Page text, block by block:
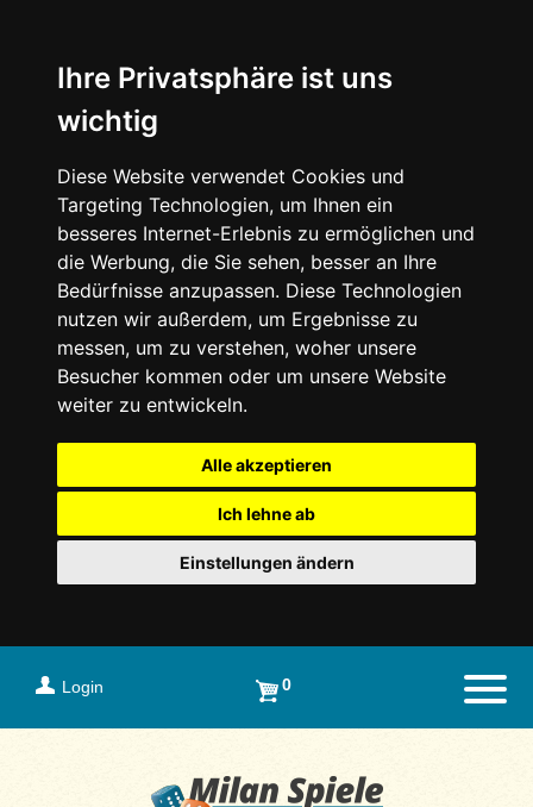
Ihre Privatsphäre ist uns
wichtig
Diese Website verwendet Cookies und
Targeting Technologien, um Ihnen ein
besseres Internet-Erlebnis zu ermöglichen und
die Werbung, die Sie sehen, besser an Ihre
Bedürfnisse anzupassen. Diese Technologien
nutzen wir außerdem, um Ergebnisse zu
messen, um zu verstehen, woher unsere
Besucher kommen oder um unsere Website
weiter zu entwickeln.
Alle akzeptieren
Ich lehne ab
Einstellungen ändern
Login 0